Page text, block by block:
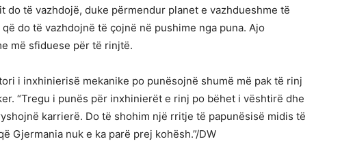
do të vazhdojë, duke përmendur planet e vazhdueshme të
do të vazhdojnë të çojnë në pushime nga puna. Ajo
më sfiduese për të rinjtë.
i inxhinierisë mekanike po punësojnë shumë më pak të rinj
“Tregu i punës për inxhinierët e rinj po bëhet i vështirë dhe
karrierë. Do të shohim një rritje të papunësisë midis të
Gjermania nuk e ka parë prej kohësh.”/DW